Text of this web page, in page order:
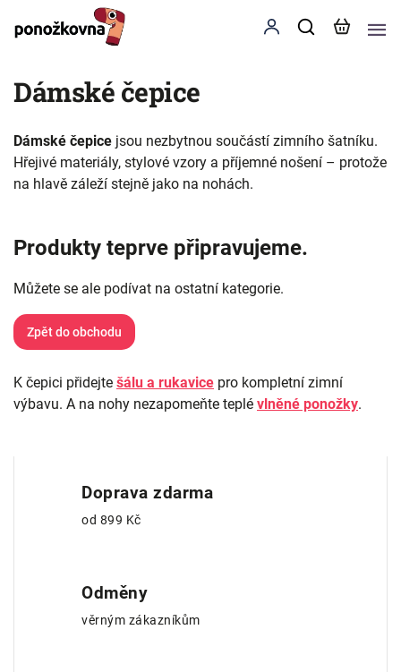
Dámské čepice
Dámské čepice jsou nezbytnou součástí zimního šatníku.
Hřejivé materiály, stylové vzory a příjemné nošení – protože
na hlavě záleží stejně jako na nohách.
Produkty teprve připravujeme.
Můžete se ale podívat na ostatní kategorie.
Zpět do obchodu
K čepici přidejte šálu a rukavice pro kompletní zimní
výbavu. A na nohy nezapomeňte teplé vlněné ponožky.
Doprava zdarma
od 899 Kč
Odměny
věrným zákazníkům